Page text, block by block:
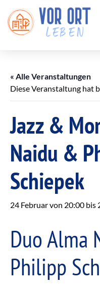
« Alle Veranstaltungen
Diese Veranstaltung hat
Jazz &
Naidu &
Schiepek
24 Februar von 20:00 bis
Duo Alma
Philipp